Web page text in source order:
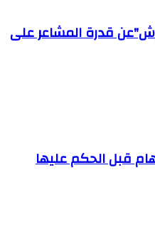
قدرة المشاعر على
قبل الحكم عليها